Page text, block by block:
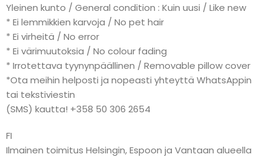
Yleinen kunto / General condition : Kuin uusi / Like new
* Ei lemmikkien karvoja / No pet hair
* Ei virheitä / No error
* Ei värimuutoksia / No colour fading
* Irrotettava tyynynpäällinen / Removable pillow cover
*Ota meihin helposti ja nopeasti yhteyttä WhatsAppin
tai tekstiviestin
(SMS) kautta! +358 50 306 2654
FI
Ilmainen toimitus Helsingin, Espoon ja Vantaan alueella